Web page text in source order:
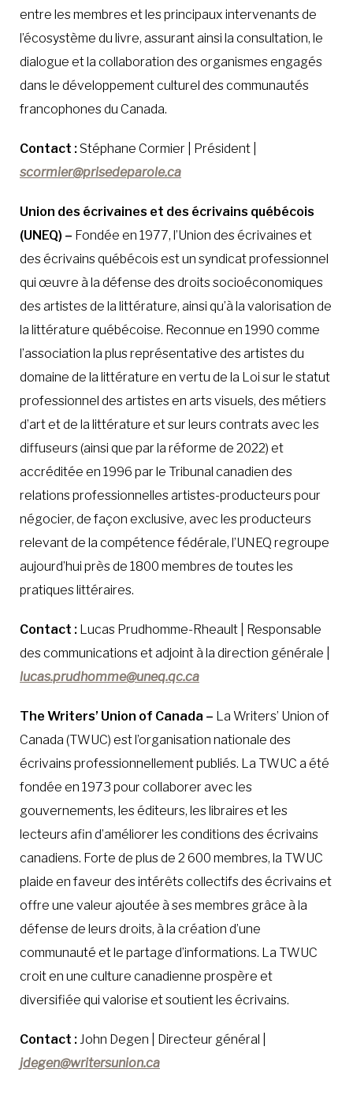
entre les membres et les principaux intervenants de
l’écosystème du livre, assurant ainsi la consultation, le
dialogue et la collaboration des organismes engagés
dans le développement culturel des communautés
francophones du Canada.
Contact : Stéphane Cormier | Président |
scormier@prisedeparole.ca
Union des écrivaines et des écrivains québécois
(UNEQ) – Fondée en 1977, l’Union des écrivaines et
des écrivains québécois est un syndicat professionnel
qui œuvre à la défense des droits socioéconomiques
des artistes de la littérature, ainsi qu’à la valorisation de
la littérature québécoise. Reconnue en 1990 comme
l’association la plus représentative des artistes du
domaine de la littérature en vertu de la Loi sur le statut
professionnel des artistes en arts visuels, des métiers
d’art et de la littérature et sur leurs contrats avec les
diffuseurs (ainsi que par la réforme de 2022) et
accréditée en 1996 par le Tribunal canadien des
relations professionnelles artistes-producteurs pour
négocier, de façon exclusive, avec les producteurs
relevant de la compétence fédérale, l’UNEQ regroupe
aujourd’hui près de 1800 membres de toutes les
pratiques littéraires.
Contact : Lucas Prudhomme-Rheault | Responsable
des communications et adjoint à la direction générale |
lucas.prudhomme@uneq.qc.ca
The Writers’ Union of Canada – La Writers’ Union of
Canada (TWUC) est l’organisation nationale des
écrivains professionnellement publiés. La TWUC a été
fondée en 1973 pour collaborer avec les
gouvernements, les éditeurs, les libraires et les
lecteurs afin d’améliorer les conditions des écrivains
canadiens. Forte de plus de 2 600 membres, la TWUC
plaide en faveur des intérêts collectifs des écrivains et
offre une valeur ajoutée à ses membres grâce à la
défense de leurs droits, à la création d’une
communauté et le partage d’informations. La TWUC
croit en une culture canadienne prospère et
diversifiée qui valorise et soutient les écrivains.
Contact :John Degen | Directeur général |
jdegen@writersunion.ca